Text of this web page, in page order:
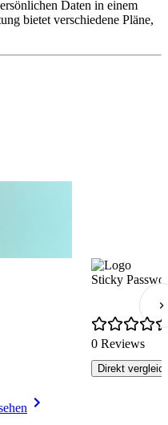
Daten in einem
bietet verschiedene Pläne,
Sticky
0 Reviews
Direkt